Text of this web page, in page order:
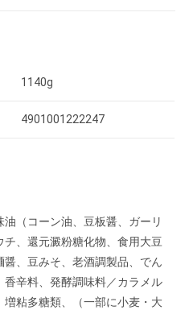
1140g
4901001222247
（コーン油、豆板醤、ガーリ
、還元澱粉糖化物、食用大豆
、豆みそ、老酒調製品、でん
辛料、発酵調味料／カラメル
粘多糖類、（一部に小麦・大